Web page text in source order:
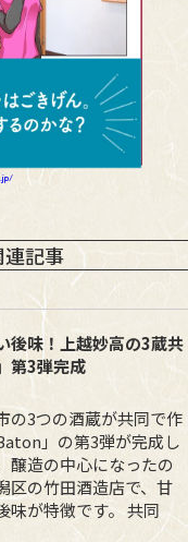
記事
後味！上越妙高の3蔵共
第3弾完成
の3つの酒蔵が共同で作
」の第3弾が完成し
醸造の中心になったの
区の竹田酒造店で、甘
味が特徴です。 共同